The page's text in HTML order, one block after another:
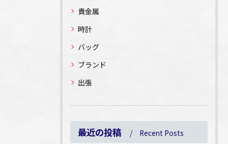
貴金属
時計
バッグ
ブランド
出張
最近の投稿 Recent Posts